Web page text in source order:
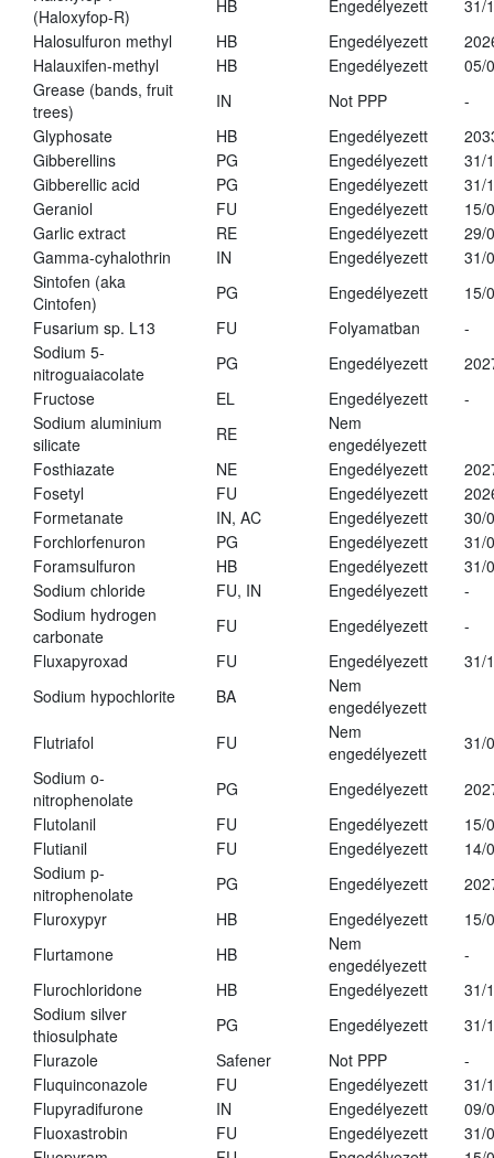
(Haloxyfop-R)
HB Engedélyezett
31/
Halosulfuron methyl
HB Engedélyezett
Halauxifen-methyl
HB Engedélyezett
05/
Grease (bands, fruit
trees)
IN Not PPP
-
Glyphosate
HB Engedélyezett
Gibberellins
PG Engedélyezett
31/
Gibberellic acid
PG Engedélyezett
31/
Geraniol
FU Engedélyezett
15/
Garlic extract
RE Engedélyezett
29/
Gamma-cyhalothrin
IN Engedélyezett
31/
Sintofen (aka
Cintofen)
PG Engedélyezett
15/
Fusarium sp. L13
FU Folyamatban
-
Sodium 5-
nitroguaiacolate
PG Engedélyezett
Fructose
EL Engedélyezett
-
Sodium aluminium
silicate
RE
Nem
engedélyezett
Fosthiazate
NE Engedélyezett
Fosetyl
FU Engedélyezett
Formetanate
IN, AC Engedélyezett
30/
Forchlorfenuron
PG Engedélyezett
31/
Foramsulfuron
HB Engedélyezett
31/
Sodium chloride
FU, IN Engedélyezett
-
Sodium hydrogen
carbonate
FU Engedélyezett
-
Fluxapyroxad
FU Engedélyezett
31/
Sodium hypochlorite
BA
Nem
engedélyezett
Flutriafol
FU
Nem
engedélyezett
31/
Sodium o-
nitrophenolate
PG Engedélyezett
Flutolanil
FU Engedélyezett
15/
Flutianil
FU Engedélyezett
14/
Sodium p-
nitrophenolate
PG Engedélyezett
Fluroxypyr
HB Engedélyezett
15/
Flurtamone
HB
Nem
engedélyezett
-
Flurochloridone
HB Engedélyezett
31/
Sodium silver
thiosulphate
PG Engedélyezett
31/
Flurazole
Safener Not PPP
-
Fluquinconazole
FU Engedélyezett
31/
Flupyradifurone
IN Engedélyezett
09/
Fluoxastrobin
FU Engedélyezett
31/